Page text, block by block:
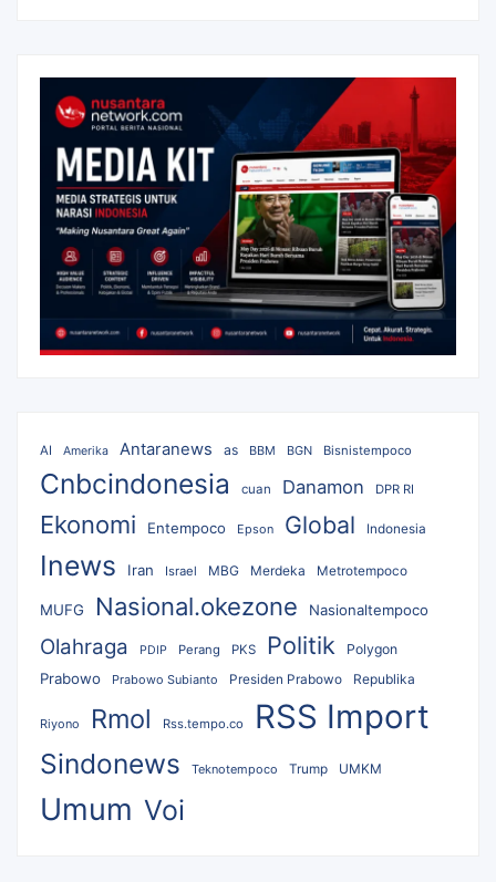
AI Amerika Antaranews as BBM BGN Bisnistempoco
Cnbcindonesia cuan Danamon DPR RI
Ekonomi Entempoco Epson Global Indonesia
Inews Iran Israel MBG Merdeka Metrotempoco
MUFG Nasional.okezone Nasionaltempoco
Olahraga PDIP Perang PKS Politik Polygon
Prabowo Prabowo Subianto Presiden Prabowo Republika
Riyono Rmol Rss.tempo.co RSS Import
Sindonews Teknotempoco Trump UMKM
Umum Voi